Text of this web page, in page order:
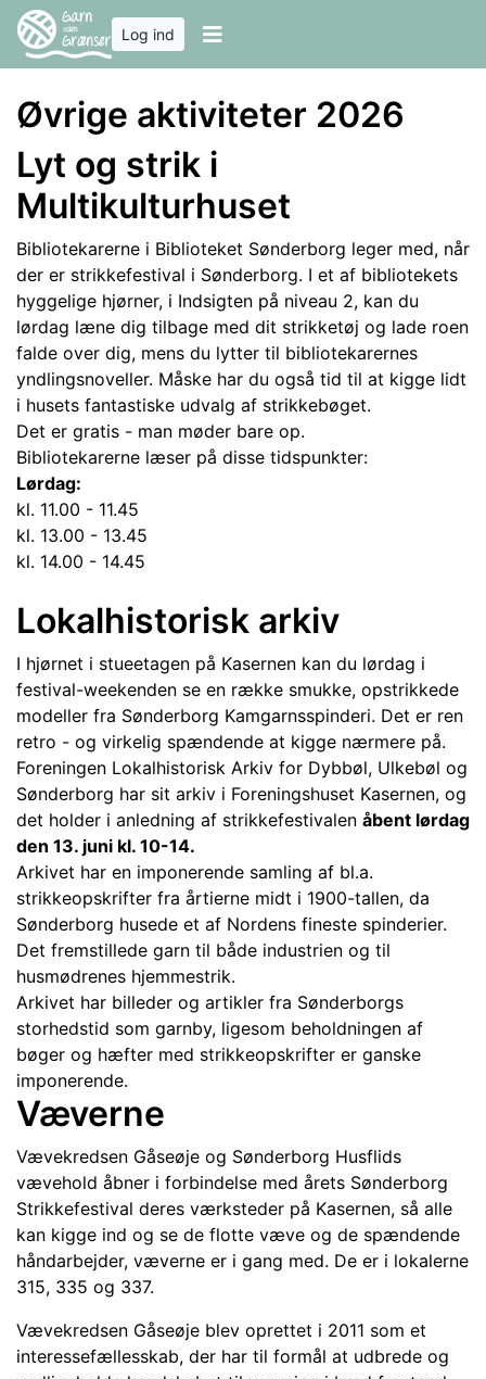
Log ind
Øvrige aktiviteter 2026
Lyt og strik i
Multikulturhuset
Bibliotekarerne i Biblioteket Sønderborg leger med, når
der er strikkefestival i Sønderborg. I et af bibliotekets
hyggelige hjørner, i Indsigten på niveau 2, kan du
lørdag læne dig tilbage med dit strikketøj og lade roen
falde over dig, mens du lytter til bibliotekarernes
yndlingsnoveller. Måske har du også tid til at kigge lidt
i husets fantastiske udvalg af strikkebøget.
Det er gratis - man møder bare op.
Bibliotekarerne læser på disse tidspunkter:
Lørdag:
kl. 11.00 - 11.45
kl. 13.00 - 13.45
kl. 14.00 - 14.45
Lokalhistorisk arkiv
I hjørnet i stueetagen på Kasernen kan du lørdag i
festival-weekenden se en række smukke, opstrikkede
modeller fra Sønderborg Kamgarnsspinderi. Det er ren
retro - og virkelig spændende at kigge nærmere på.
Foreningen Lokalhistorisk Arkiv for Dybbøl, Ulkebøl og
Sønderborg har sit arkiv i Foreningshuset Kasernen, og
det holder i anledning af strikkefestivalen åbent lørdag
den 13. juni kl. 10-14.
Arkivet har en imponerende samling af bl.a.
strikkeopskrifter fra årtierne midt i 1900-tallen, da
Sønderborg husede et af Nordens fineste spinderier.
Det fremstillede garn til både industrien og til
husmødrenes hjemmestrik.
Arkivet har billeder og artikler fra Sønderborgs
storhedstid som garnby, ligesom beholdningen af
bøger og hæfter med strikkeopskrifter er ganske
imponerende.
Væverne
Vævekredsen Gåseøje og Sønderborg Husflids
vævehold åbner i forbindelse med årets Sønderborg
Strikkefestival deres værksteder på Kasernen, så alle
kan kigge ind og se de flotte væve og de spændende
håndarbejder, væverne er i gang med. De er i lokalerne
315, 335 og 337.
Vævekredsen Gåseøje blev oprettet i 2011 som et
interessefællesskab, der har til formål at udbrede og